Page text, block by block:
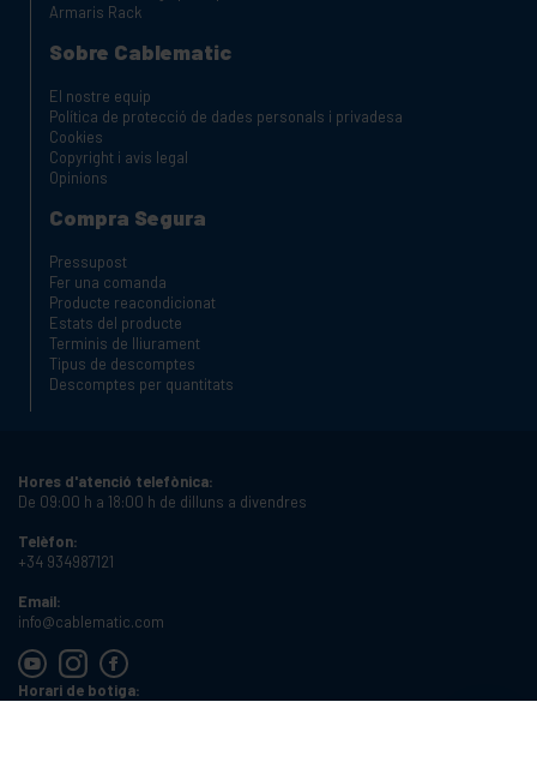
Armaris Rack
Sobre Cablematic
El nostre equip
Política de protecció de dades personals i privadesa
Cookies
Copyright i avis legal
Opinions
Compra Segura
Pressupost
Fer una comanda
Producte reacondicionat
Estats del producte
Terminis de lliurament
Tipus de descomptes
Descomptes per quantitats
Hores d'atenció telefònica:
De 09:00 h a 18:00 h de dilluns a divendres
Telèfon:
+34 934987121
Email:
info@cablematic.com
Horari de botiga: